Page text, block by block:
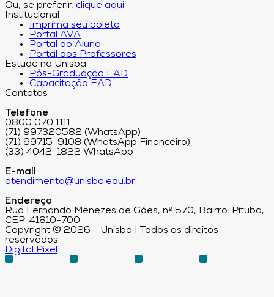
Ou, se preferir, clique aqui
Institucional
Imprima seu boleto
Portal AVA
Portal do Aluno
Portal dos Professores
Estude na Unisba
Pós-Graduação EAD
Capacitação EAD
Contatos
Telefone
0800 070 1111
(71) 997320582 (WhatsApp)
(71) 99715-9108 (WhatsApp Financeiro)
(33) 4042-1822 WhatsApp
E-mail
atendimento@unisba.edu.br
Endereço
Rua Fernando Menezes de Góes, nº 570, Bairro: Pituba,
CEP: 41810-700
Copyright © 2026 - Unisba | Todos os direitos
reservados
Digital Pixel